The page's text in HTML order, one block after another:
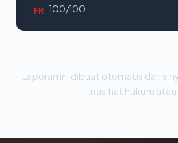
FR 100/100
Laporan ini dibuat otomatis dari
nasihat hukum atau